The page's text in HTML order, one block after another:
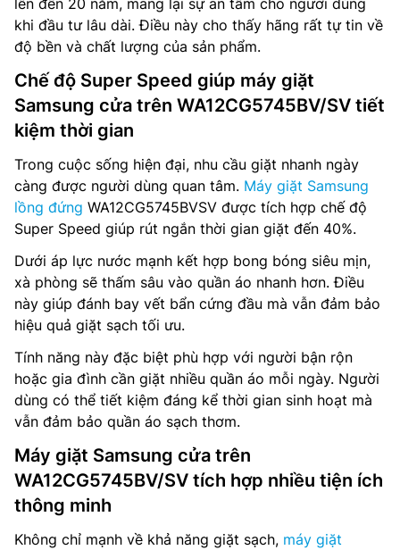
khi đầu tư lâu dài. Điều này cho thấy hãng rất tự tin về
độ bền và chất lượng của sản phẩm.
Chế độ Super Speed giúp máy giặt
Samsung cửa trên WA12CG5745BV/SV tiết
kiệm thời gian
Trong cuộc sống hiện đại, nhu cầu giặt nhanh ngày
càng được người dùng quan tâm. Máy giặt Samsung
lồng đứng WA12CG5745BVSV được tích hợp chế độ
Super Speed giúp rút ngắn thời gian giặt đến 40%.
Dưới áp lực nước mạnh kết hợp bong bóng siêu mịn,
xà phòng sẽ thấm sâu vào quần áo nhanh hơn. Điều
này giúp đánh bay vết bẩn cứng đầu mà vẫn đảm bảo
hiệu quả giặt sạch tối ưu.
Tính năng này đặc biệt phù hợp với người bận rộn
hoặc gia đình cần giặt nhiều quần áo mỗi ngày. Người
dùng có thể tiết kiệm đáng kể thời gian sinh hoạt mà
vẫn đảm bảo quần áo sạch thơm.
Máy giặt Samsung cửa trên
WA12CG5745BV/SV tích hợp nhiều tiện ích
thông minh
Không chỉ mạnh về khả năng giặt sạch, máy giặt